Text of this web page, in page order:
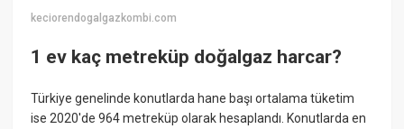
keciorendogalgazkombi.com
1 ev kaç metreküp doğalgaz harcar?
Türkiye genelinde konutlarda hane başı ortalama tüketim
ise 2020'de 964 metreküp olarak hesaplandı. Konutlarda en